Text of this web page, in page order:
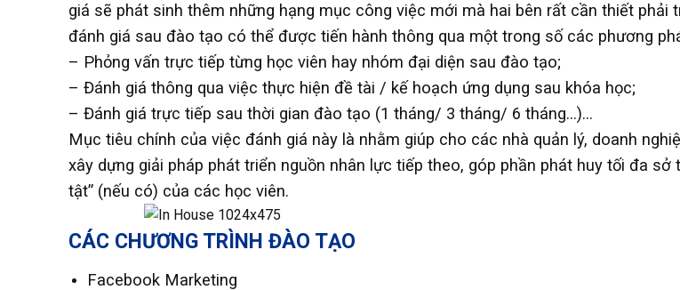
giá sẽ phát sinh thêm những hạng mục công việc mới mà hai bên rất cần thiết
đánh giá sau đào tạo có thể được tiến hành thông qua một trong số các phương
– Phỏng vấn trực tiếp từng học viên hay nhóm đại diện sau đào tạo;
– Đánh giá thông qua việc thực hiện đề tài / kế hoạch ứng dụng sau khóa học;
– Đánh giá trực tiếp sau thời gian đào tạo (1 tháng/ 3 tháng/ 6 tháng…)…
Mục tiêu chính của việc đánh giá này là nhằm giúp cho các nhà quản lý, doanh
xây dựng giải pháp phát triển nguồn nhân lực tiếp theo, góp phần phát huy tối đa
tật” (nếu có) của các học viên.
CÁC CHƯƠNG TRÌNH ĐÀO TẠO
Facebook Marketing